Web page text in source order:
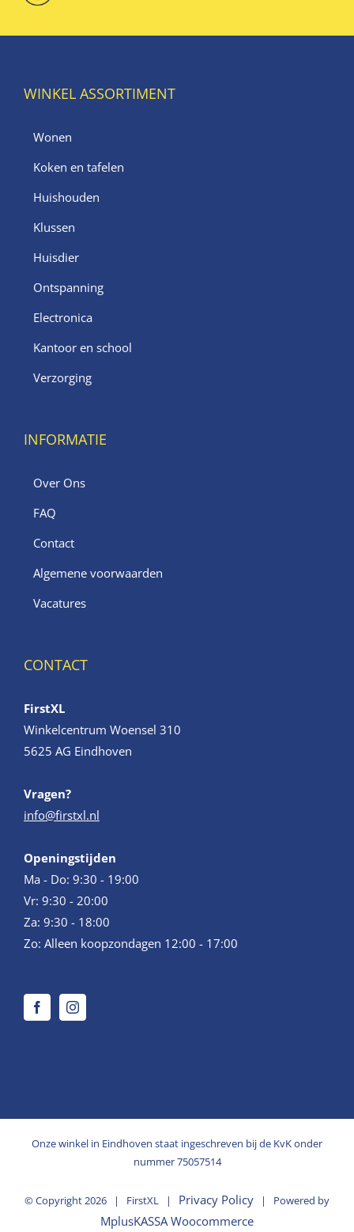
WINKEL ASSORTIMENT
Wonen
Koken en tafelen
Huishouden
Klussen
Huisdier
Ontspanning
Electronica
Kantoor en school
Verzorging
INFORMATIE
Over Ons
FAQ
Contact
Algemene voorwaarden
Vacatures
CONTACT
FirstXL
Winkelcentrum Woensel 310
5625 AG Eindhoven
Vragen?
info@firstxl.nl
Openingstijden
Ma - Do: 9:30 - 19:00
Vr: 9:30 - 20:00
Za: 9:30 - 18:00
Zo: Alleen koopzondagen 12:00 - 17:00
Onze winkel in Eindhoven staat ingeschreven bij de KvK onder
nummer 75057514
© Copyright2026 | FirstXL | Privacy Policy | Powered by
MplusKASSA Woocommerce